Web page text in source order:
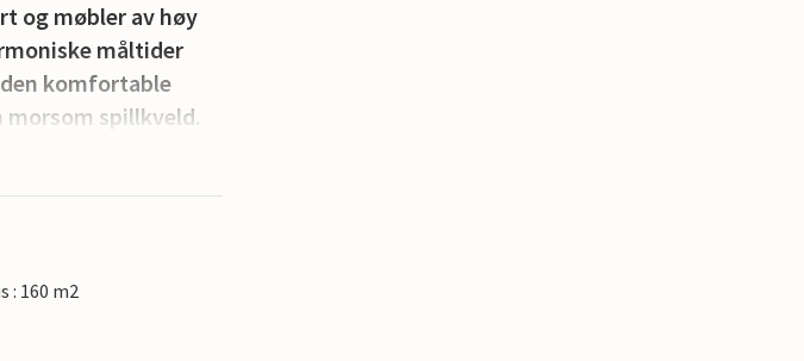
og møbler av høy
måltider
komfortable
morsom spillkveld.
belysningen
lokale
: 160 m2